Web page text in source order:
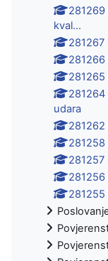
kval...
281267
281266
udara
281257
281255